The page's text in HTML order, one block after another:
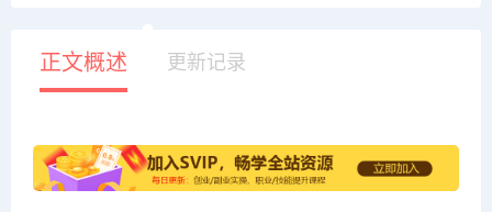
正文概述 更新记录